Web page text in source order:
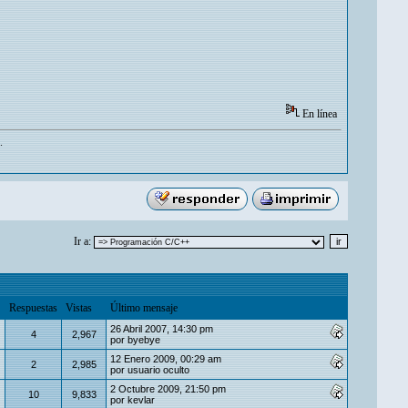
En línea
Ir a:
Respuestas Vistas Último mensaje
4 2,967
26 Abril 2007, 14:30 pm
por byebye
2 2,985
12 Enero 2009, 00:29 am
por usuario oculto
10 9,833
2 Octubre 2009, 21:50 pm
por kevlar